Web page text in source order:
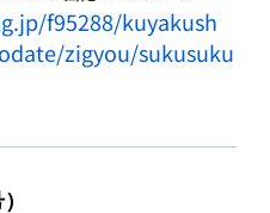
f95288/kuyakush
zigyou/sukusuku